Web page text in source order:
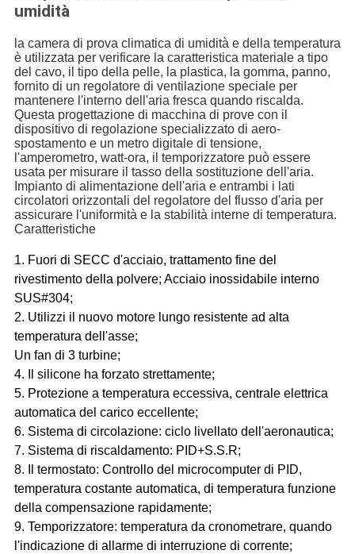
umidità
la camera di prova climatica di umidità e della temperatura
è utilizzata per verificare la caratteristica materiale a tipo
del cavo, il tipo della pelle, la plastica, la gomma, panno,
fornito di un regolatore di ventilazione speciale per
mantenere l'interno dell'aria fresca quando riscalda.
Questa progettazione di macchina di prove con il
dispositivo di regolazione specializzato di aero-
spostamento e un metro digitale di tensione,
l'amperometro, watt-ora, il temporizzatore può essere
usata per misurare il tasso della sostituzione dell'aria.
Impianto di alimentazione dell'aria e entrambi i lati
circolatori orizzontali del regolatore del flusso d'aria per
assicurare l'uniformità e la stabilità interne di temperatura.
Caratteristiche
1. Fuori di SECC d'acciaio, trattamento fine del
rivestimento della polvere; Acciaio inossidabile interno
SUS#304;
2. Utilizzi il nuovo motore lungo resistente ad alta
temperatura dell'asse;
Un fan di 3 turbine;
4. Il silicone ha forzato strettamente;
5. Protezione a temperatura eccessiva, centrale elettrica
automatica del carico eccellente;
6. Sistema di circolazione: ciclo livellato dell'aeronautica;
7. Sistema di riscaldamento: PID+S.S.R;
8. Il termostato: Controllo del microcomputer di PID,
temperatura costante automatica, di temperatura funzione
della compensazione rapidamente;
9. Temporizzatore: temperatura da cronometrare, quando
l'indicazione di allarme di interruzione di corrente;